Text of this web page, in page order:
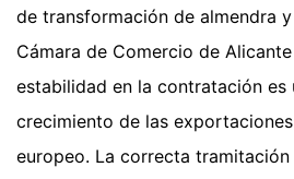
de transformación de almendra
Cámara de Comercio de
estabilidad en la contratación es
crecimiento de las
europeo. La correcta